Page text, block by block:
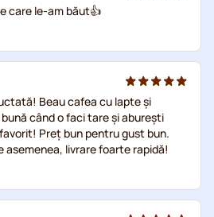
care le-am băut👍
Beau cafea cu lapte și
când o faci tare și aburești
Preț bun pentru gust bun.
asemenea, livrare foarte rapidă!